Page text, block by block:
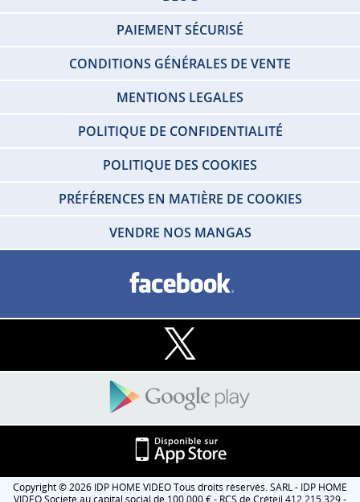
PAIEMENT SÉCURISÉ
CONDITIONS GÉNÉRALES DE VENTE
MENTIONS LEGALES
POLITIQUE DE CONFIDENTIALITÉ
POLITIQUE DES COOKIES
PRÉFÉRENCES EN MATIÈRE DE COOKIES
VENDRE NOS MANGAS
Copyright © 2026 IDP HOME VIDEO Tous droits réservés. SARL - IDP HOME
VIDEO Societe au capital social de 100 000 € - RCS de Créteil 412 215 329 -